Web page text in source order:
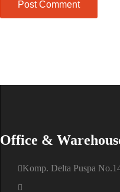
Office &
Komp. Delta Puspa